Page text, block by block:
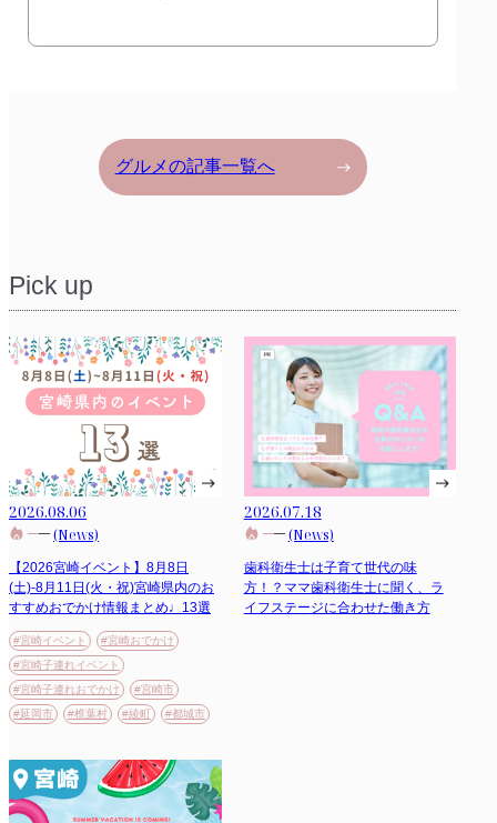
グルメの記事一覧へ
Pick up
2026.08.06
(News)
【2026宮崎イベント】8月8日
(土)-8月11日(火・祝)宮崎県内のお
すすめおでかけ情報まとめ♩13選
#宮崎イベント
#宮崎おでかけ
#宮崎子連れイベント
#宮崎子連れおでかけ
#宮崎市
#延岡市
#椎葉村 #綾町 #都城市
2026.07.18
(News)
歯科衛生士は子育て世代の味
方！？ママ歯科衛生士に聞く、ラ
イフステージに合わせた働き方